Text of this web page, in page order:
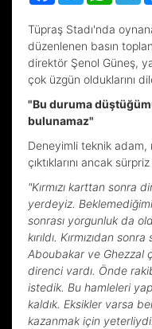
Tüpraş Stadı'nda
düzenlenen basın
direktör Şenol Güneş,
çok üzgün olduklarını
"Bu duruma
bulunamaz"
Deneyimli teknik adam,
çıktıklarını ancak
"Kırmızı karttan sonra
yerdeyiz.
sonrası yorgunluk da
kırıldı. Kırmızıdan
Aboubakar ve Ghezzal
direnci vardı. Önde
istedik. Bu hamleleri
kaldık. Eksikler varsa
kazanmak için